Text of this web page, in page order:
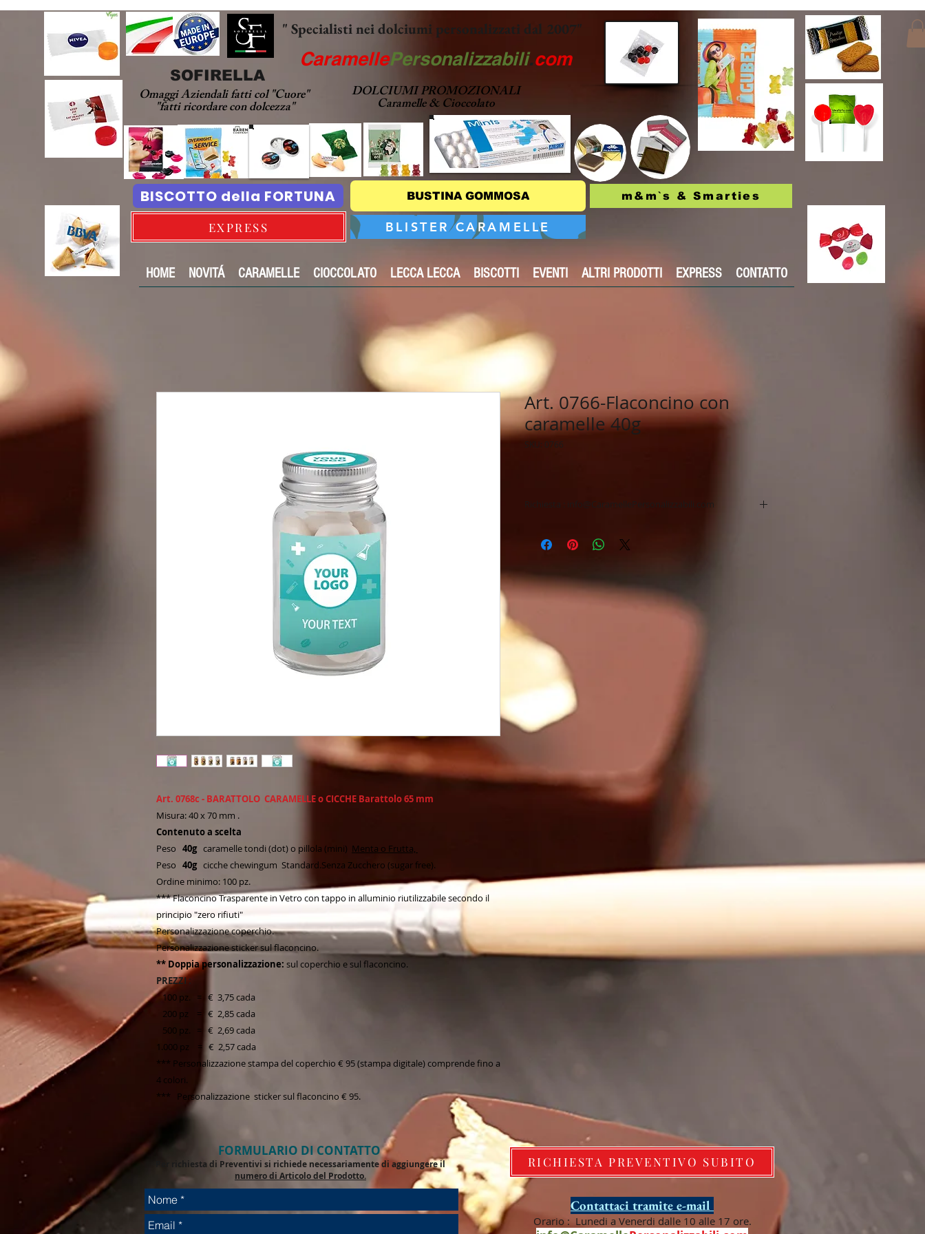
CaramellePersonalizzabili.com
DOLCIUMI PROMOZIONALI
Caramelle & Cioccolato
Omaggi Aziendali fatti col "Cuore"
"fatti ricordare con dolcezza"
" Specialisti nei dolciumi personalizzati dal 2007"
BISCOTTO della FORTUNA BUSTINA GOMMOSA m&m`s & Smarties
SOFIRELLA
EXPRESS BLISTER CARAMELLE
Art. 0768c - BARATTOLO CARAMELLE o CICCHE Barattolo 65 mm
Misura: 40 x 70 mm .
Contenuto a scelta
Peso 40g caramelle tondi (dot) o pillola (mini) Menta o Frutta,
Peso 40g cicche chewingum Standard.Senza Zucchero (sugar free).
Ordine minimo: 100 pz.
*** Flaconcino Trasparente in Vetro con tappo in alluminio riutilizzabile secondo il
principio "zero rifiuti"
Personalizzazione coperchio.
Personalizzazione sticker sul flaconcino.
** Doppia personalizzazione: sul coperchio e sul flaconcino.
PREZZI :
100 pz. = € 3,75 cada
200 pz = € 2,85 cada
500 pz. = € 2,69 cada
1.000 pz = € 2,57 cada
*** Personalizzazione stampa del coperchio € 95 (stampa digitale) comprende fino a
4 colori.
*** Personalizzazione sticker sul flaconcino € 95.
Art. 0766-Flaconcino con
caramelle 40g
SKU: 0766
Richiesta : info@CaramellePersonalizzabili.com
Spedizione veloce & sicura
Preventivo & Bozza di stampa
Ampio e Vasto assortimento.
Tutti i nostri prodotti hanno gli ingredienti eticchete
ecc come norma di legge.
HOME NOVITÁ CARAMELLE CIOCCOLATO LECCA LECCA BISCOTTI EVENTI ALTRI PRODOTTI EXPRESS CONTATTO
FORMULARIO DI CONTATTO
Per richiesta di Preventivi si richiede necessariamente di aggiungere il
numero di Articolo del Prodotto.
RICHIESTA PREVENTIVO SUBITO
Contattaci tramite e-mail
Orario : Lunedi a Venerdi dalle 10 alle 17 ore.